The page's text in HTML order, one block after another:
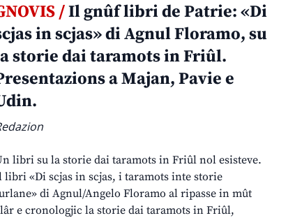
/Il gnûf libri de Patrie: «Di
in scjas» di Agnul Floramo, su
storie dai taramots in Friûl.
a Majan, Pavie e
libri su la storie dai taramots in Friûl nol esisteve.
libri «Di scjas in scjas, i taramots inte storie
di Agnul/Angelo Floramo al ripasse in mût
e cronologjic la storie dai taramots in Friûl,